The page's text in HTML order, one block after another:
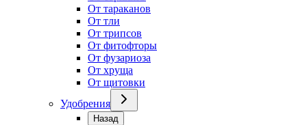
От тараканов
От тли
От трипсов
От фитофторы
От фузариоза
От хруща
От щитовки
Удобрения
Назад